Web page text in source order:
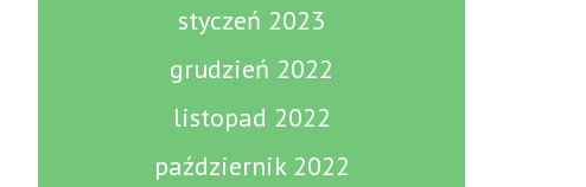
styczeń 2023
grudzień 2022
listopad 2022
październik 2022